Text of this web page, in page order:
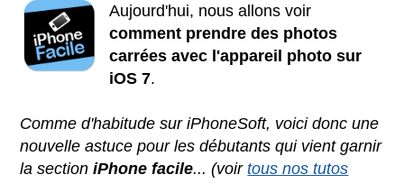
Aujourd'hui, nous allons voir
comment prendre des photos
carrées avec l'appareil photo sur
iOS 7.
Comme d'habitude sur iPhoneSoft, voici donc une
nouvelle astuce pour les débutants qui vient garnir
la sectioniPhone facile... (voirtous nos tutos